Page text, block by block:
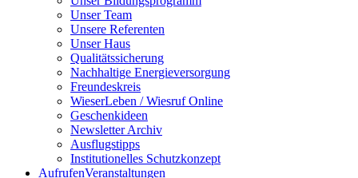
Unser Team
Unsere Referenten
Unser Haus
Qualitätssicherung
Nachhaltige Energieversorgung
Freundeskreis
WieserLeben / Wiesruf Online
Geschenkideen
Newsletter Archiv
Ausflugstipps
Institutionelles Schutzkonzept
AufrufenVeranstaltungen